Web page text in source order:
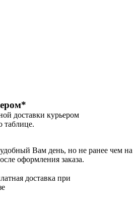
доставки курьером
таблице.
Вам день, но не ранее чем на
оформления заказа.
доставка при